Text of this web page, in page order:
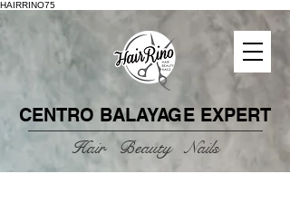
HAIRRINO75
CENTRO BALAYAGEEXPERT
Hair Beauty Nails